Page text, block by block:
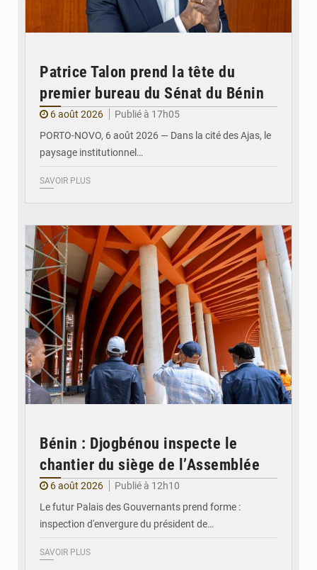
Patrice Talon prend la tête du
premier bureau du Sénat du Bénin
6 août 2026
Publié à 17h05
PORTO-NOVO, 6 août 2026 — Dans la cité des Ajas, le
paysage institutionnel…
SAVOIR PLUS
Bénin : Djogbénou inspecte le
chantier du siège de l’Assemblée
6 août 2026
Publié à 12h10
Le futur Palais des Gouvernants prend forme :
inspection d'envergure du président de…
SAVOIR PLUS